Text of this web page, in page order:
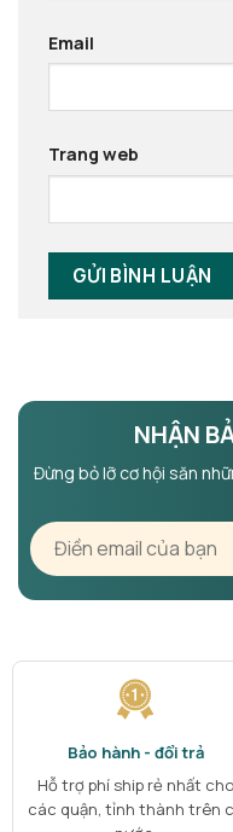
Email
Trang web
NHẬN
Đừng bỏ lỡ cơ hội săn
Bảo hành - đổi trả
Hỗ trợ phí ship rẻ nhất cho
các quận, tỉnh thành trên